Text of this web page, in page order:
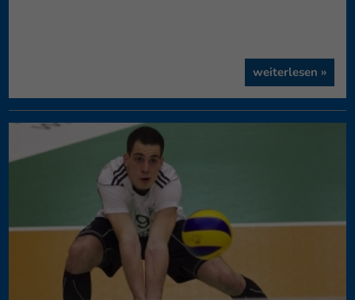
weiterlesen »